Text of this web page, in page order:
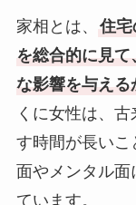
家相とは、
住宅
を総合的に見
な影響を与える
くに女性は、
す時間が長いこ
面やメンタル
ています。